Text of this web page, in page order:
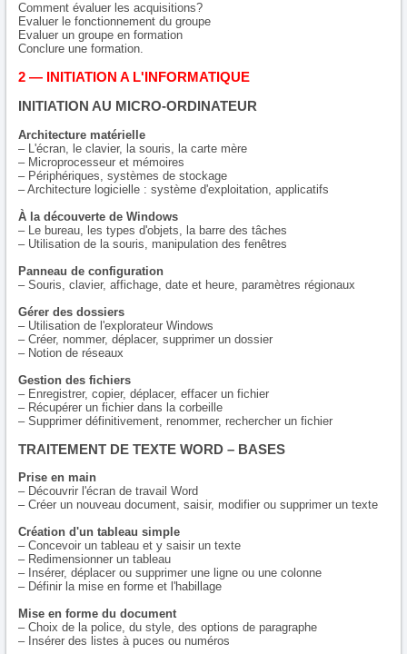
Comment évaluer les acquisitions?
Evaluer le fonctionnement du groupe
Evaluer un groupe en formation
Conclure une formation.
2 — INITIATION A L'INFORMATIQUE
INITIATION AU MICRO-ORDINATEUR
Architecture matérielle
– L'écran, le clavier, la souris, la carte mère
– Microprocesseur et mémoires
– Périphériques, systèmes de stockage
– Architecture logicielle : système d'exploitation, applicatifs
À la découverte de Windows
– Le bureau, les types d'objets, la barre des tâches
– Utilisation de la souris, manipulation des fenêtres
Panneau de configuration
– Souris, clavier, affichage, date et heure, paramètres régionaux
Gérer des dossiers
– Utilisation de l'explorateur Windows
– Créer, nommer, déplacer, supprimer un dossier
– Notion de réseaux
Gestion des fichiers
– Enregistrer, copier, déplacer, effacer un fichier
– Récupérer un fichier dans la corbeille
– Supprimer définitivement, renommer, rechercher un fichier
TRAITEMENT DE TEXTE WORD – BASES
Prise en main
– Découvrir l'écran de travail Word
– Créer un nouveau document, saisir, modifier ou supprimer un texte
Création d'un tableau simple
– Concevoir un tableau et y saisir un texte
– Redimensionner un tableau
– Insérer, déplacer ou supprimer une ligne ou une colonne
– Définir la mise en forme et l'habillage
Mise en forme du document
– Choix de la police, du style, des options de paragraphe
– Insérer des listes à puces ou numéros